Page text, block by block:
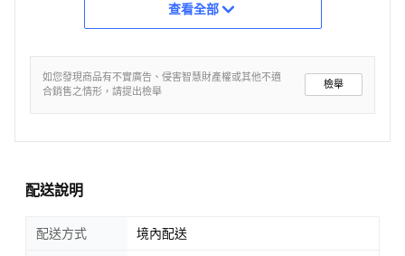
查看全部
如您發現商品有不實廣告、侵害智慧財產權或其他不適
合銷售之情形，請提出檢舉
檢舉
配送說明
配送方式 境內配送